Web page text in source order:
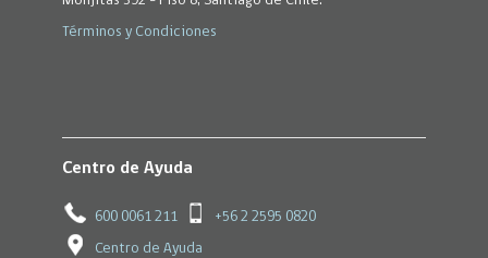
Términos y Condiciones
Centro de Ayuda
600 0061 211 +56 2 2595 0820
Centro de Ayuda